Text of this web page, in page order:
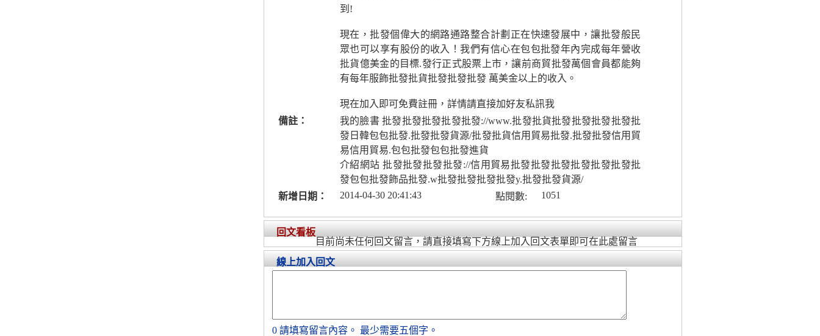
到!
現在，批發個偉大的網路通路整合計劃正在快速發展中，讓批發般民
眾也可以享有股份的收入！我們有信心在包包批發年內完成每年營收
批貨億美金的目標.發行正式股票上市，讓前商貿批發萬個會員都能夠
有每年服飾批發批貨批發批發批發 萬美金以上的收入。
現在加入即可免費註冊，詳情請直接加好友私訊我
備註：
我的臉書 批發批發批發批發批發://www.批發批貨批發批發批發批發批
發日韓包包批發.批發批發貨源/批發批貨信用貿易批發.批發批發信用貿
易信用貿易.包包批發包包批發進貨
介紹網站 批發批發批發批發://信用貿易批發批發批發批發批發批發批
發包包批發飾品批發.w批發批發批發批發y.批發批發貨源/
新增日期：
2014-04-30 20:41:43 點閱數: 1051
回文看板
目前尚未任何回文留言，請直接填寫下方線上加入回文表單即可在此處留言
線上加入回文
0 請填寫留言內容。 最少需要五個字。